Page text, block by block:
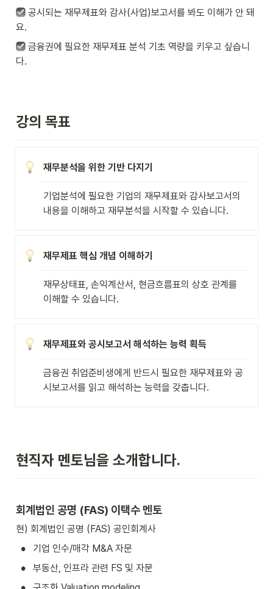
공시되는 재무제표와 감사(사업)보고서를 봐도 이해가 안 돼
요.
금융권에 필요한 재무제표 분석 기초 역량을 키우고 싶습니
다.
강의 목표
재무분석을 위한 기반 다지기
기업분석에 필요한 기업의 재무제표와 감사보고서의
내용을 이해하고 재무분석을 시작할 수 있습니다.
재무제표 핵심 개념 이해하기
재무상태표, 손익계산서, 현금흐름표의 상호 관계를
이해할 수 있습니다.
재무제표와 공시보고서 해석하는 능력 획득
금융권 취업준비생에게 반드시 필요한 재무제표와 공
시보고서를 읽고 해석하는 능력을 갖춥니다.
현직자 멘토님을 소개합니다.
회계법인 공명 (FAS) 이택수 멘토
현) 회계법인 공명 (FAS) 공인회계사
• 기업 인수/매각 M&A 자문
• 부동산, 인프라 관련 FS 및 자문